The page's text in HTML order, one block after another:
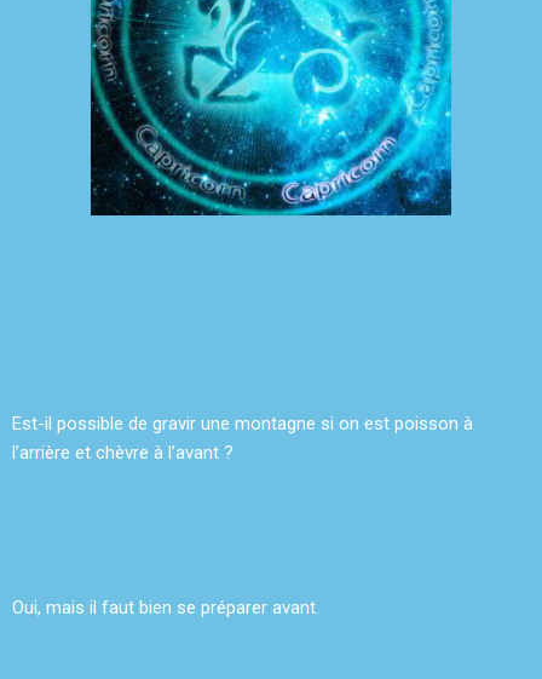
Est-il possible de gravir une montagne si on est poisson à
l’arrière et chèvre à l’avant ?
Oui, mais il faut bien se préparer avant.